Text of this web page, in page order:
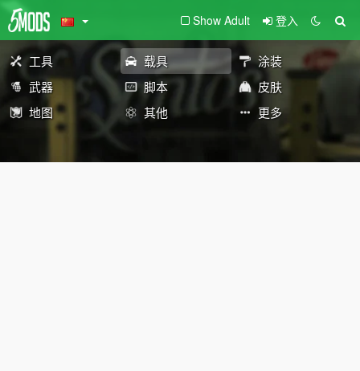
Show Adult 登入
工具 载具
涂装
武器
脚本
皮肤
地图
其他 更多